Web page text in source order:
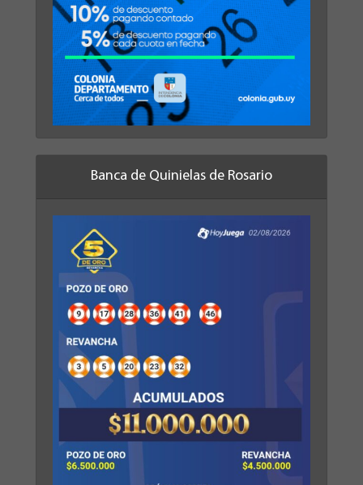
Banca de Quinielas de Rosario